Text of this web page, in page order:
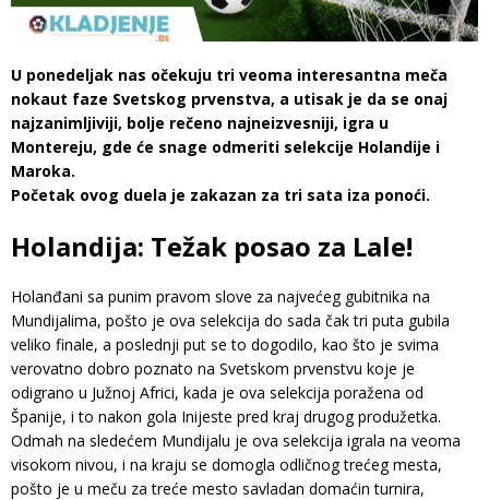
U ponedeljak nas očekuju tri veoma interesantna meča
nokaut faze Svetskog prvenstva, a utisak je da se onaj
najzanimljiviji, bolje rečeno najneizvesniji, igra u
Montereju, gde će snage odmeriti selekcije Holandije i
Maroka.
Početak ovog duela je zakazan za tri sata iza ponoći.
Holandija: Težak posao za Lale!
Holanđani sa punim pravom slove za najvećeg gubitnika na
Mundijalima, pošto je ova selekcija do sada čak tri puta gubila
veliko finale, a poslednji put se to dogodilo, kao što je svima
verovatno dobro poznato na Svetskom prvenstvu koje je
odigrano u Južnoj Africi, kada je ova selekcija poražena od
Španije, i to nakon gola Inijeste pred kraj drugog produžetka.
Odmah na sledećem Mundijalu je ova selekcija igrala na veoma
visokom nivou, i na kraju se domogla odličnog trećeg mesta,
pošto je u meču za treće mesto savladan domaćin turnira,